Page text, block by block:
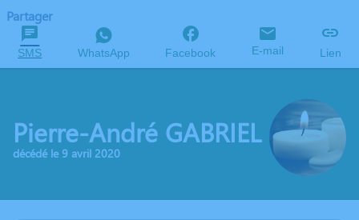
Partager
SMS WhatsApp Facebook E-mail Lien
Pierre-André GABRIEL
décédé le 9 avril 2020